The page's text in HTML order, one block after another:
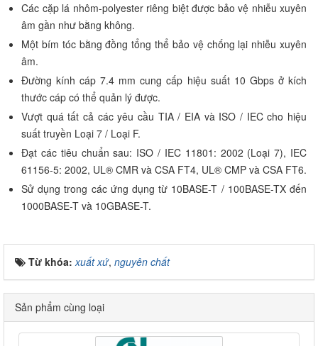
Các cặp lá nhôm-polyester riêng biệt được bảo vệ nhiễu xuyên
âm gần như bằng không.
Một bím tóc bằng đồng tổng thể bảo vệ chống lại nhiễu xuyên
âm.
Đường kính cáp 7.4 mm cung cấp hiệu suất 10 Gbps ở kích
thước cáp có thể quản lý được.
Vượt quá tất cả các yêu cầu TIA / EIA và ISO / IEC cho hiệu
suất truyền Loại 7 / Loại F.
Đạt các tiêu chuẩn sau: ISO / IEC 11801: 2002 (Loại 7), IEC
61156-5: 2002, UL® CMR và CSA FT4, UL® CMP và CSA FT6.
Sử dụng trong các ứng dụng từ 10BASE-T / 100BASE-TX đến
1000BASE-T và 10GBASE-T.
Từ khóa:xuất xứ, nguyên chất
Sản phẩm cùng loại